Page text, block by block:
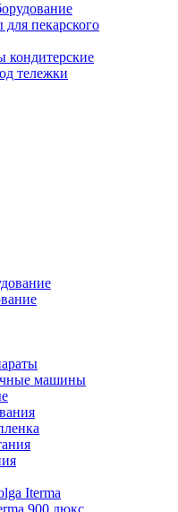
пекарского
кондитерские
тележки
машины
Iterma
900 люкс